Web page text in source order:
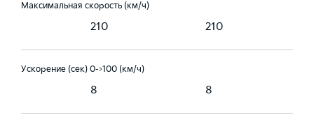
Максимальная скорость (км/ч)
210 210
Ускорение (сек) 0->100 (км/ч)
8 8